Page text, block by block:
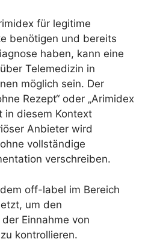
für legitime
benötigen und bereits
haben, kann eine
Telemedizin in
möglich sein. Der
Rezept“ oder „Arimidex
in diesem Kontext
Anbieter wird
vollständige
verschreiben.
off-label im Bereich
um den
Einnahme von
kontrollieren.